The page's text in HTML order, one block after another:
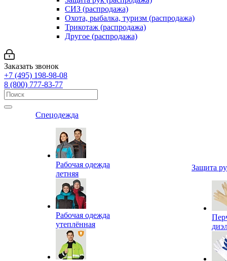
СИЗ (распродажа)
Охота, рыбалка, туризм (распродажа)
Трикотаж (распродажа)
Другое (распродажа)
Заказать звонок
+7 (495) 198-98-08
8 (800) 777-83-77
Спецодежда
Рабочая одежда
летняя
Рабочая одежда
утеплённая
Защита